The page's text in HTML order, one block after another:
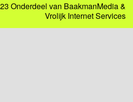
Onderdeel van BaakmanMedia&
Vrolijk Internet Services